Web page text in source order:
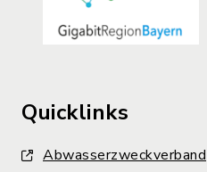
Quicklinks
Abwasserzweckverband